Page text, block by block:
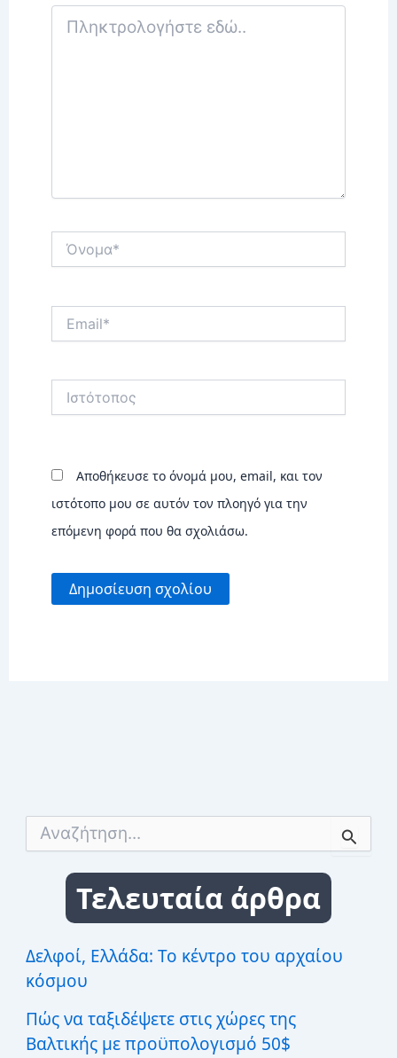
Πληκτρολογήστε
εδώ..
Όνομα*
Ιστότοπος
Αποθήκευσε το όνομά μου, email, και τον
ιστότοπο μου σε αυτόν τον πλοηγό για την
επόμενη φορά που θα σχολιάσω.
σ
η
γ
α
:
Τελευταία άρθρα
Δελφοί, Ελλάδα: Το κέντρο του αρχαίου
κόσμου
Πώς να ταξιδέψετε στις χώρες της
Βαλτικής με προϋπολογισμό 50$